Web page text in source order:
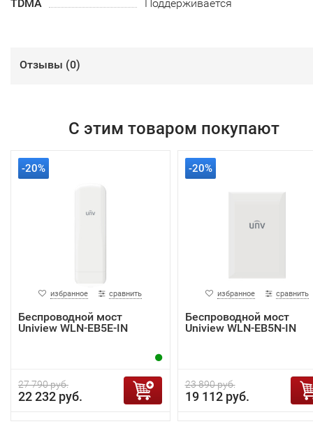
TDMA Поддерживается
Отзывы (0)
С этим товаром покупают
-20%
избранное сравнить
Беспроводной мост
Uniview WLN-EB5E-IN
27 790 руб.
22 232 руб.
-20%
избранное сравнить
Беспроводной мост
Uniview WLN-EB5N-IN
23 890 руб.
19 112 руб.